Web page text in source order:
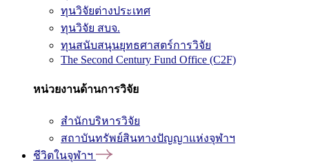
ทุนวิจัยต่างประเทศ
ทุนวิจัย สบจ.
ทุนสนับสนุนยุทธศาสตร์การวิจัย
The Second Century Fund Office (C2F)
หน่วยงานด้านการวิจัย
สำนักบริหารวิจัย
สถาบันทรัพย์สินทางปัญญาแห่งจุฬาฯ
ชีวิตในจุฬาฯ